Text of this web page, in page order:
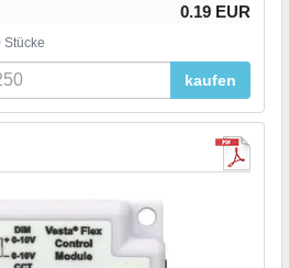
0.19 EUR
Stücke
kaufen